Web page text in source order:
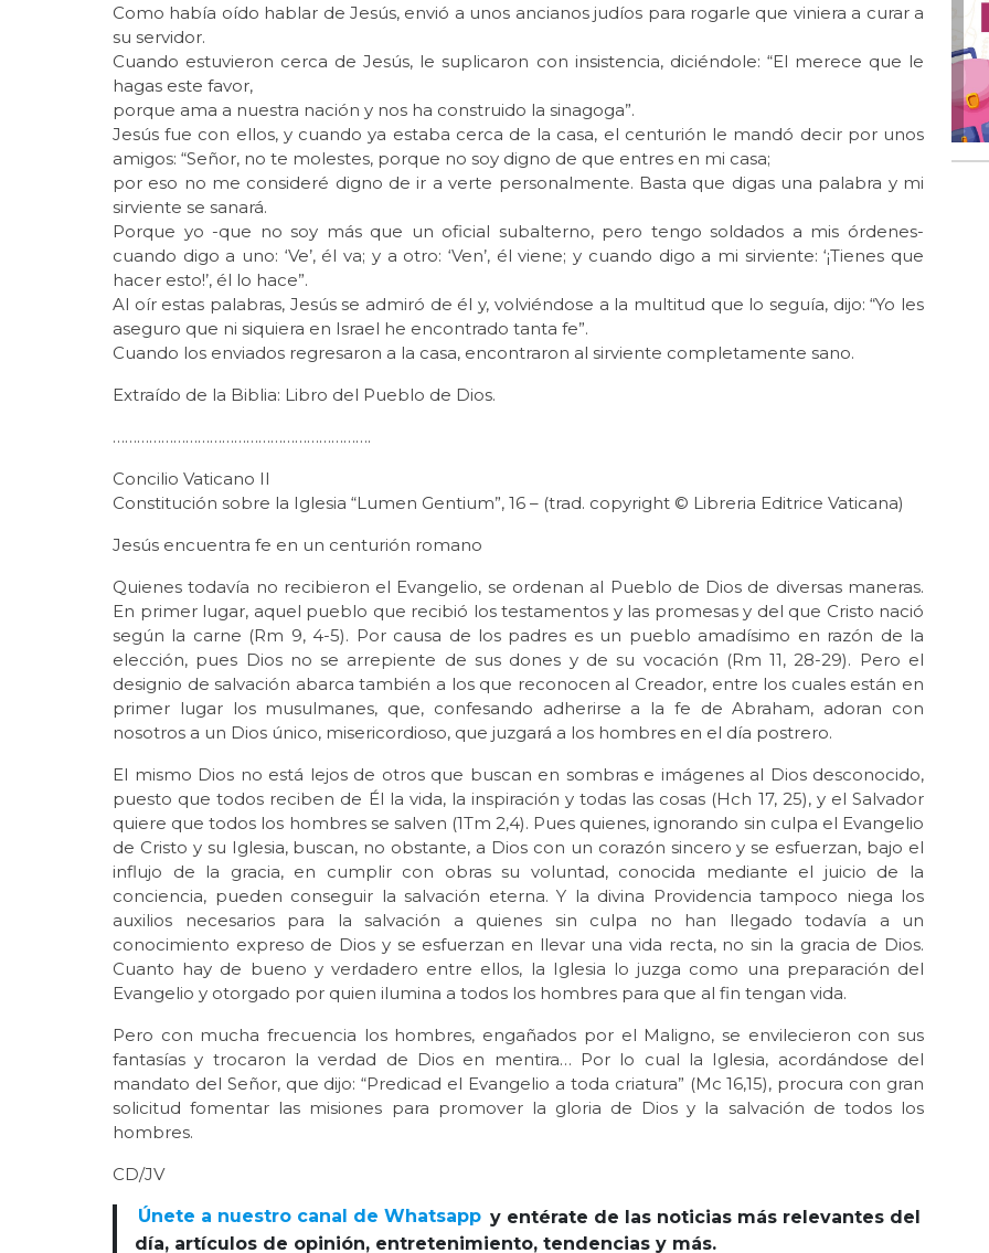
Como había oído hablar de Jesús, envió a unos ancianos judíos para rogarle que viniera a curar a
su servidor.
Cuando estuvieron cerca de Jesús, le suplicaron con insistencia, diciéndole: “El merece que le
hagas este favor,
porque ama a nuestra nación y nos ha construido la sinagoga”.
Jesús fue con ellos, y cuando ya estaba cerca de la casa, el centurión le mandó decir por unos
amigos: “Señor, no te molestes, porque no soy digno de que entres en mi casa;
por eso no me consideré digno de ir a verte personalmente. Basta que digas una palabra y mi
sirviente se sanará.
Porque yo -que no soy más que un oficial subalterno, pero tengo soldados a mis órdenes-
cuando digo a uno: ‘Ve’, él va; y a otro: ‘Ven’, él viene; y cuando digo a mi sirviente: ‘¡Tienes que
hacer esto!’, él lo hace”.
Al oír estas palabras, Jesús se admiró de él y, volviéndose a la multitud que lo seguía, dijo: “Yo les
aseguro que ni siquiera en Israel he encontrado tanta fe”.
Cuando los enviados regresaron a la casa, encontraron al sirviente completamente sano.
Extraído de la Biblia: Libro del Pueblo de Dios.
……………………………………………………….
Concilio Vaticano II
Constitución sobre la Iglesia “Lumen Gentium”, 16 – (trad. copyright © Libreria Editrice Vaticana)
Jesús encuentra fe en un centurión romano
Quienes todavía no recibieron el Evangelio, se ordenan al Pueblo de Dios de diversas maneras.
En primer lugar, aquel pueblo que recibió los testamentos y las promesas y del que Cristo nació
según la carne (Rm 9, 4-5). Por causa de los padres es un pueblo amadísimo en razón de la
elección, pues Dios no se arrepiente de sus dones y de su vocación (Rm 11, 28-29). Pero el
designio de salvación abarca también a los que reconocen al Creador, entre los cuales están en
primer lugar los musulmanes, que, confesando adherirse a la fe de Abraham, adoran con
nosotros a un Dios único, misericordioso, que juzgará a los hombres en el día postrero.
El mismo Dios no está lejos de otros que buscan en sombras e imágenes al Dios desconocido,
puesto que todos reciben de Él la vida, la inspiración y todas las cosas (Hch 17, 25), y el Salvador
quiere que todos los hombres se salven (1Tm 2,4). Pues quienes, ignorando sin culpa el Evangelio
de Cristo y su Iglesia, buscan, no obstante, a Dios con un corazón sincero y se esfuerzan, bajo el
influjo de la gracia, en cumplir con obras su voluntad, conocida mediante el juicio de la
conciencia, pueden conseguir la salvación eterna. Y la divina Providencia tampoco niega los
auxilios necesarios para la salvación a quienes sin culpa no han llegado todavía a un
conocimiento expreso de Dios y se esfuerzan en llevar una vida recta, no sin la gracia de Dios.
Cuanto hay de bueno y verdadero entre ellos, la Iglesia lo juzga como una preparación del
Evangelio y otorgado por quien ilumina a todos los hombres para que al fin tengan vida.
Pero con mucha frecuencia los hombres, engañados por el Maligno, se envilecieron con sus
fantasías y trocaron la verdad de Dios en mentira… Por lo cual la Iglesia, acordándose del
mandato del Señor, que dijo: “Predicad el Evangelio a toda criatura” (Mc 16,15), procura con gran
solicitud fomentar las misiones para promover la gloria de Dios y la salvación de todos los
hombres.
CD/JV
Únete a nuestro canal de Whatsapp y entérate de las noticias más relevantes del
día, artículos de opinión, entretenimiento, tendencias y más.
en